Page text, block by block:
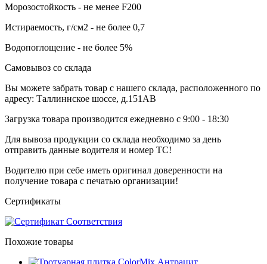
Морозостойкость - не менее F200
Истираемость, г/см2 - не более 0,7
Водопоглощение - не более 5%
Самовывоз со склада
Вы можете забрать товар с нашего склада, расположенного по
адресу: Таллиннское шоссе, д.151АВ
Загрузка товара производится ежедневно с 9:00 - 18:30
Для вывоза продукции со склада необходимо за день
отправить данные водителя и номер ТС!
Водителю при себе иметь оригинал доверенности на
получение товара с печатью организации!
Сертификаты
Похожие товары